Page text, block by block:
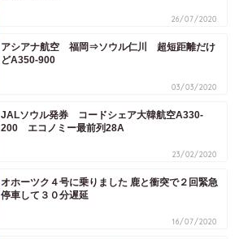
26/07/2020
アシアナ航空 福岡⇒ソウル仁川 超短距離だけ
どA350-900
03/03/2020
JALソウル発券 コードシェア大韓航空A330-
200 エコノミー最前列28A
23/02/2020
オホーツク４号に乗りました 鹿と衝突で２回緊急
停車して３０分遅延
16/07/2020